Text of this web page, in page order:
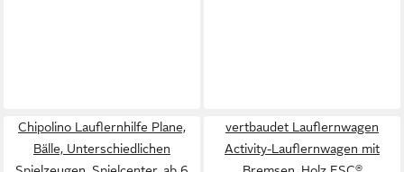
Chipolino Lauflernhilfe Plane,
Bälle, Unterschiedlichen
vertbaudet Lauflernwagen
Activity-Lauflernwagen mit